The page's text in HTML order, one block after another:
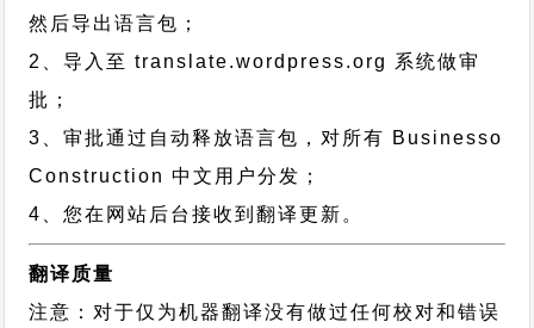
然后导出语言包；
2、导入至 translate.wordpress.org 系统做审
批；
3、审批通过自动释放语言包，对所有 Businesso
Construction 中文用户分发；
4、您在网站后台接收到翻译更新。
翻译质量
注意：对于仅为机器翻译没有做过任何校对和错误